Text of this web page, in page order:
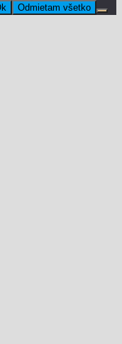
Odmietam všetko